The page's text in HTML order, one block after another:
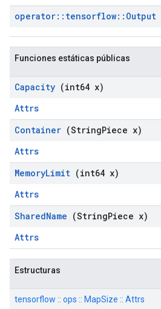
operator:: tensorflow:: Output
Funciones estáticas públicas
Capacity (int64 x)
Attrs
Container (StringPiece x)
Attrs
MemoryLimit (int64 x)
Attrs
SharedName (StringPiece x)
Attrs
Estructuras
tensorflow :: ops :: MapSize :: Attrs